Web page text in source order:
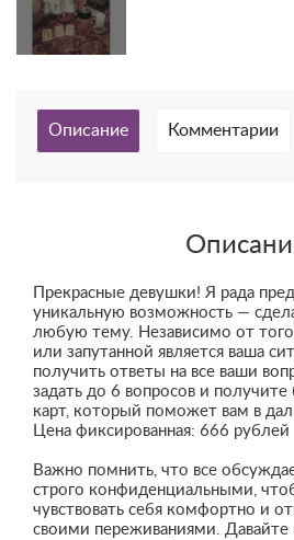
Описание Комментарии
Прекрасные девушки! Я рада
уникальную возможность —
любую тему. Независимо от
или запутанной является ваша
получить ответы на все ваши
задать до 6 вопросов и
карт, который поможет вам в
Цена фиксированная: 666 рублей
Важно помнить, что все
строго конфиденциальными,
чувствовать себя комфортно и
своими переживаниями. Давайте